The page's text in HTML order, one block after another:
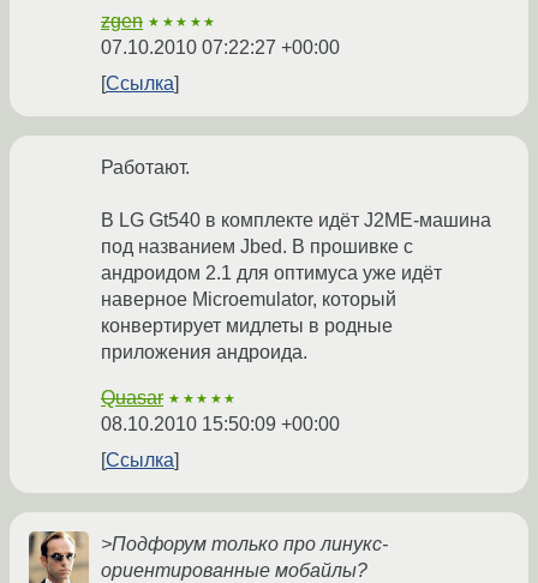
zgen ★★★★★
07.10.2010 07:22:27 +00:00
Ссылка
Работают.
В LG Gt540 в комплекте идёт J2ME-машина
под названием Jbed. В прошивке с
андроидом 2.1 для оптимуса уже идёт
наверное Microemulator, который
конвертирует мидлеты в родные
приложения андроида.
Quasar ★★★★★
08.10.2010 15:50:09 +00:00
Ссылка
>Подфорум только про линукс-
ориентированные мобайлы?